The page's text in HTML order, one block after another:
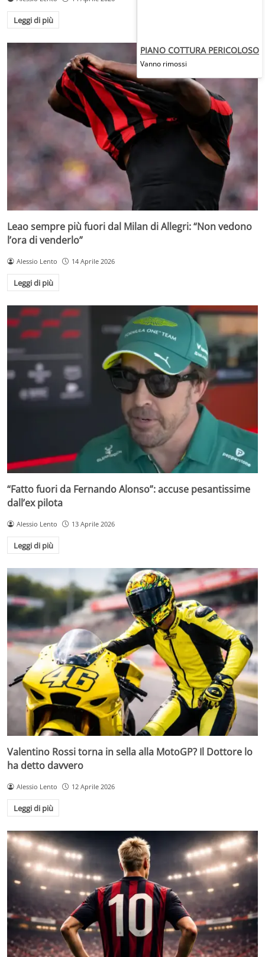
Leggi di più
Leao sempre più fuori dal Milan di Allegri: “Non vedono
l’ora di venderlo”
Alessio Lento 14 Aprile 2026
Leggi di più
“Fatto fuori da Fernando Alonso”: accuse pesantissime
dall’ex pilota
Alessio Lento 13 Aprile 2026
Leggi di più
Valentino Rossi torna in sella alla MotoGP? Il Dottore lo
ha detto davvero
Alessio Lento 12 Aprile 2026
Leggi di più
PIANO COTTURA PERICOLOSO
Vanno rimossi